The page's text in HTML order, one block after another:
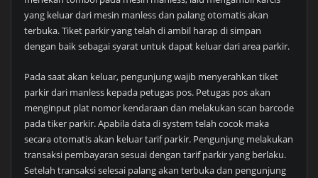
yang keluar dari mesin manless dan palang otomatis akan
terbuka. Tiket parkir yang telah di ambil harap di simpan
dengan baik sebagai syarat untuk dapat keluar dari area parkir.
Pada saat akan keluar, pengunjung wajib menyerahkan tiket
parkir dari manless kepada petugas pos. Petugas pos akan
menginput plat nomor kendaraan dan melakukan scan barcode
pada tiker parkir. Apabila data di system telah cocok maka
secara otomatis akan keluar tarif parkir. Pengunjung melakukan
transaksi pembayaran sesuai dengan tarif parkir yang berlaku.
Setelah transaksi selesai palang akan terbuka dan pengunjung